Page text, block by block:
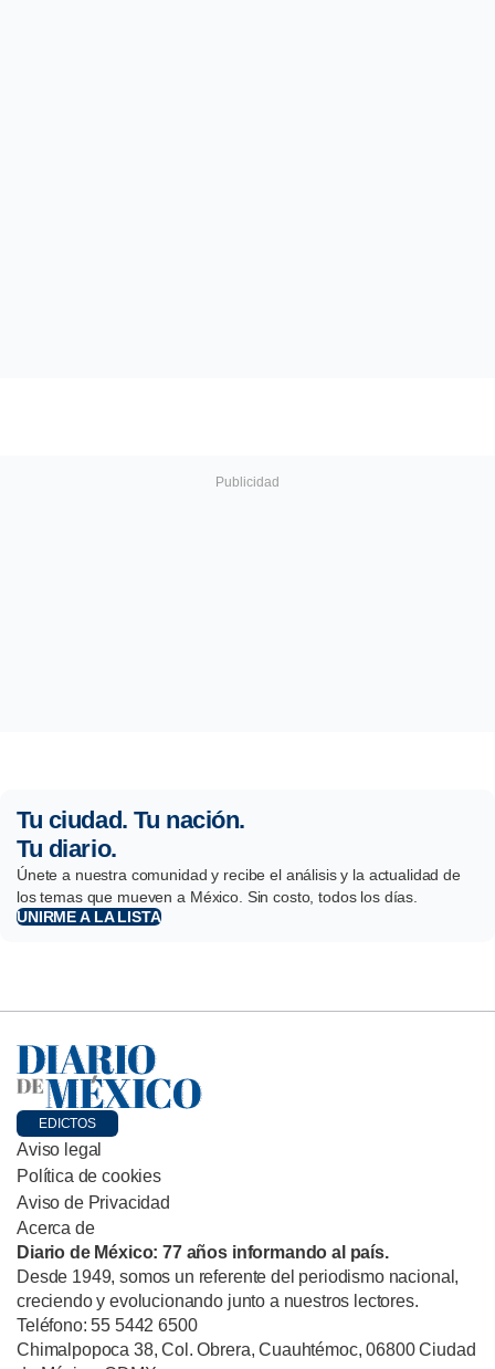
Tu ciudad. Tu nación.
Tu diario.
Únete a nuestra comunidad y recibe el análisis y la actualidad de
los temas que mueven a México. Sin costo, todos los días.
UNIRME A LA LISTA
EDICTOS
Aviso legal
Política de cookies
Aviso de Privacidad
Acerca de
Diario de México: 77 años informando al país.
Desde 1949, somos un referente del periodismo nacional,
creciendo y evolucionando junto a nuestros lectores.
Teléfono: 55 5442 6500
Chimalpopoca 38, Col. Obrera, Cuauhtémoc, 06800 Ciudad